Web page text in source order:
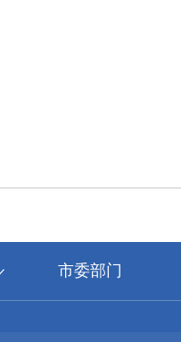
市委部门